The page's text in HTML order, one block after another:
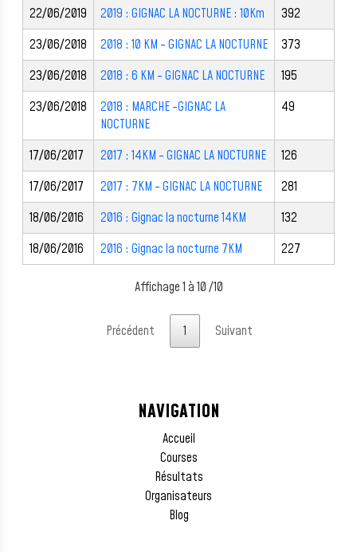
22/06/2019
2019 : GIGNAC LA NOCTURNE : 10Km
392
23/06/2018
2018 : 10 KM - GIGNAC LA NOCTURNE
373
23/06/2018
2018 : 6 KM - GIGNAC LA NOCTURNE
195
23/06/2018
2018 : MARCHE -GIGNAC LA
NOCTURNE
49
17/06/2017 2017 : 14KM - GIGNAC LA NOCTURNE
126
17/06/2017
2017 : 7KM - GIGNAC LA NOCTURNE
281
18/06/2016
2016 : Gignac la nocturne 14KM
132
18/06/2016
2016 : Gignac la nocturne 7KM 227
Affichage 1 à 10 /10
Précédent 1 Suivant
NAVIGATION
Accueil
Courses
Résultats
Organisateurs
Blog